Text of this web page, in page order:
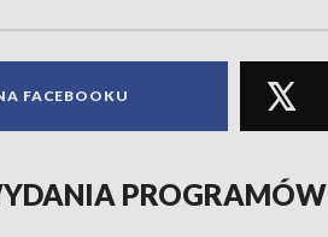
FACEBOOKU
PROGRAMÓW